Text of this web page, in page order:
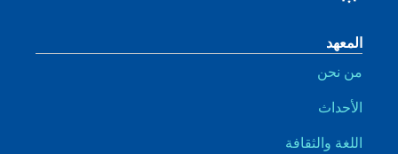
المعهد
من نحن
الأحداث
اللغة والثقافة